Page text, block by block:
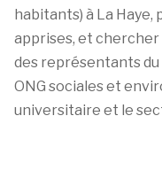
habitants) à La
apprises, et
des représentants
ONG sociales et
universitaire et le